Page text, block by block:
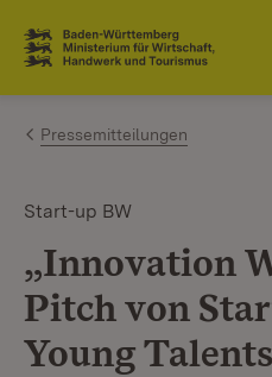
Zum Inhalt springen
Link zur Startseite
Pressemitteilungen
Start-up BW
„Innovation
Pitch von
Young